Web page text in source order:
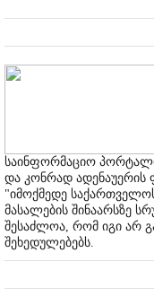
საინფორმაციო
და კონრად ადენაუერის
"იმოქმედე
მასალების შინაარსზე
შესაძლოა, რომ იგი არ
შეხედულებებს.